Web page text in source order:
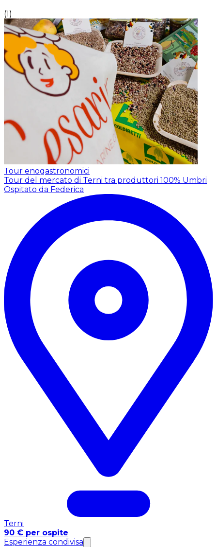
(1)
Tour enogastronomici
Tour del mercato di Terni tra produttori 100% Umbri
Ospitato da Federica
Terni
90 € per ospite
Esperienza condivisa